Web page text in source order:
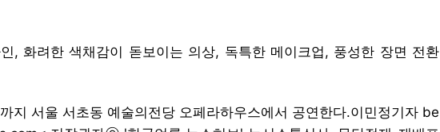
, 화려한 색채감이 돋보이는 의상, 독특한 메이크업, 풍성한 장면 전환
지 서울 서초동 예술의전당 오페라하우스에서 공연한다.이민정기자 be